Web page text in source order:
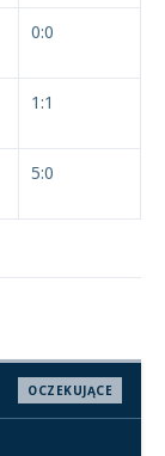
0:0
1:1
5:0
OCZEKUJĄCE